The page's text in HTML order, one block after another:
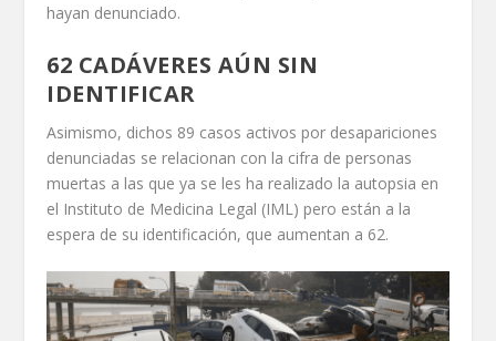
hayan denunciado.
62 CADÁVERES AÚN SIN
IDENTIFICAR
Asimismo, dichos 89 casos activos por desapariciones
denunciadas se relacionan con la cifra de personas
muertas a las que ya se les ha realizado la autopsia en
el Instituto de Medicina Legal (IML) pero están a la
espera de su identificación, que aumentan a 62.